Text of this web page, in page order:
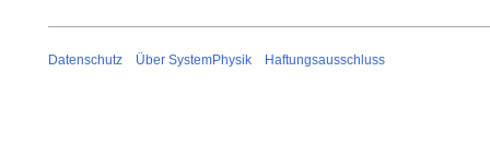
Datenschutz Über SystemPhysik Haftungsausschluss